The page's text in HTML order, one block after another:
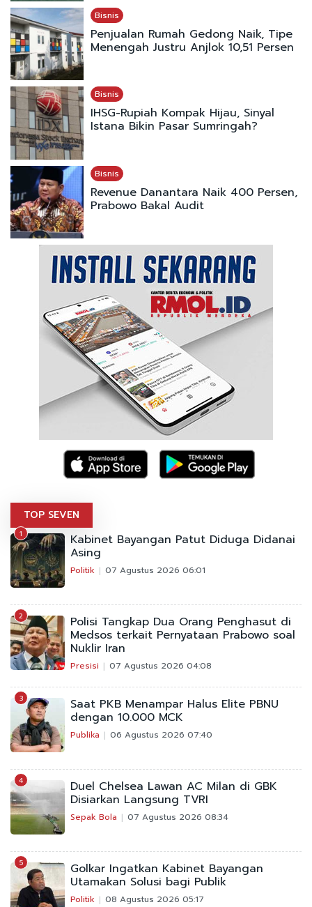
Bisnis
Penjualan Rumah Gedong Naik, Tipe
Menengah Justru Anjlok 10,51 Persen
Bisnis
IHSG-Rupiah Kompak Hijau, Sinyal
Istana Bikin Pasar Sumringah?
Bisnis
Revenue Danantara Naik 400 Persen,
Prabowo Bakal Audit
TOP SEVEN
1 Kabinet Bayangan Patut Diduga Didanai
Asing
Politik 07 Agustus 2026 06:01
2 Polisi Tangkap Dua Orang Penghasut di
Medsos terkait Pernyataan Prabowo soal
Nuklir Iran
Presisi 07 Agustus 2026 04:08
3 Saat PKB Menampar Halus Elite PBNU
dengan 10.000 MCK
Publika 06 Agustus 2026 07:40
4 Duel Chelsea Lawan AC Milan di GBK
Disiarkan Langsung TVRI
Sepak Bola 07 Agustus 2026 08:34
5 Golkar Ingatkan Kabinet Bayangan
Utamakan Solusi bagi Publik
Politik 08 Agustus 2026 05:17